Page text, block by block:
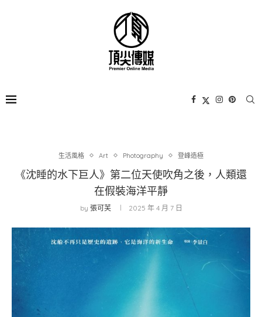
生活風格 Art Photography 登峰造極
《沈睡的水下巨人》第二位天使吹角之後，人類還
在假裝海洋平靜
by 張可芙 2025 年 4 月 7 日